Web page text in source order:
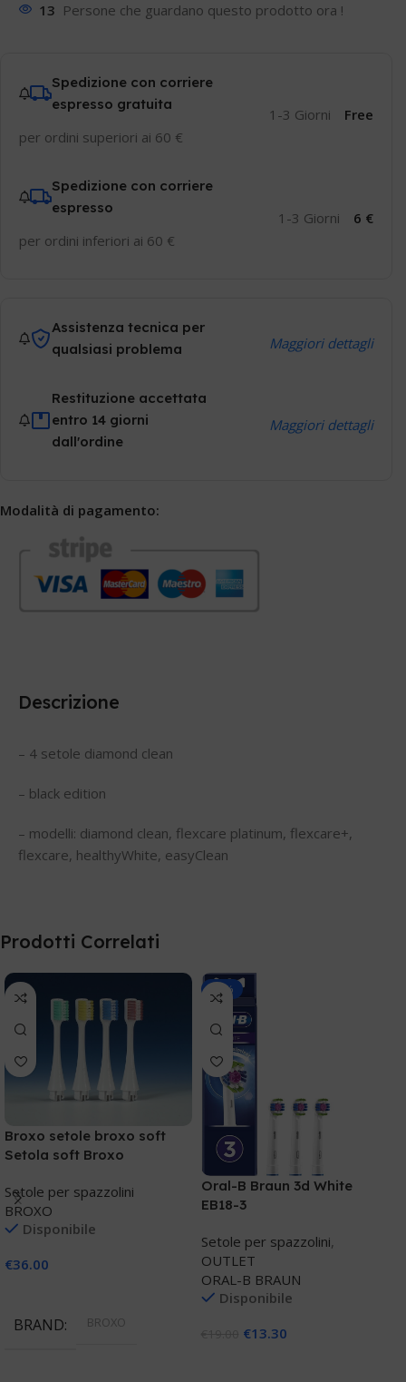
13 Persone che guardano questo prodotto ora !
Spedizione con corriere
espresso gratuita
per ordini superiori ai 60 €
1-3 Giorni Free
Spedizione con corriere
espresso
per ordini inferiori ai 60 €
1-3 Giorni 6 €
Assistenza tecnica per
qualsiasi problema
Maggiori dettagli
Restituzione accettata
entro 14 giorni
dall'ordine
Maggiori dettagli
Modalità di pagamento:
Descrizione
– 4 setole diamond clean
– black edition
– modelli: diamond clean, flexcare platinum, flexcare+,
flexcare, healthyWhite, easyClean
Prodotti Correlati
Broxo setole broxo soft
Setola soft Broxo
Setole per spazzolini
BROXO
Disponibile
€36.00
BRAND BROXO
-30%
Oral-B Braun 3d White
EB18-3
Setole per spazzolini,
OUTLET
ORAL-B BRAUN
Disponibile
€13.30